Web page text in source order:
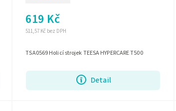
511,57 Kč bez DPH
619 Kč
Detail
TSA0569 Holicí strojek TEESA HYPERCARE T500